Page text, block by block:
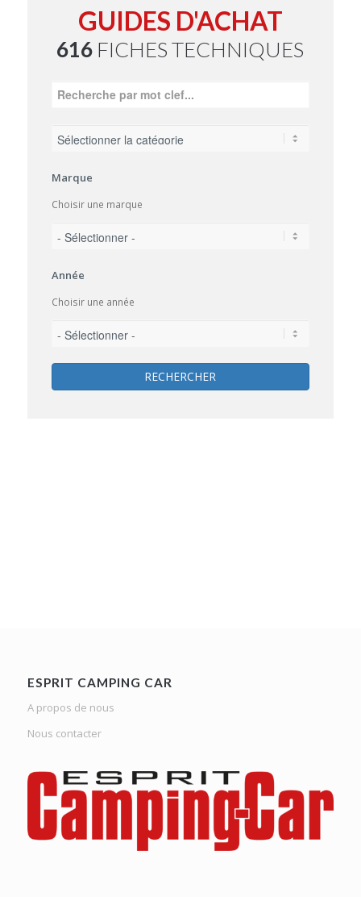
GUIDES D'ACHAT
616 FICHES TECHNIQUES
Marque
Choisir une marque
Année
Choisir une année
RECHERCHER
ESPRIT CAMPING CAR
A propos de nous
Nous contacter